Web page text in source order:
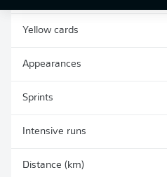
Yellow cards
Appearances
Sprints
Intensive runs
Distance (km)